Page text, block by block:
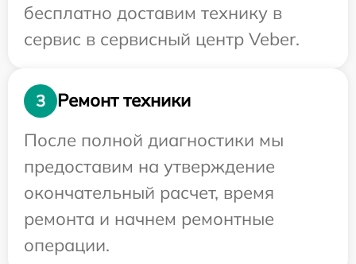
бесплатно доставим технику в
сервис в сервисный центр Veber.
3
Ремонт техники
После полной диагностики мы
предоставим на утверждение
окончательный расчет, время
ремонта и начнем ремонтные
операции.